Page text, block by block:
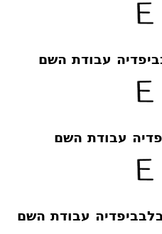
עבודת השם
עבודת השם
עבודת השם